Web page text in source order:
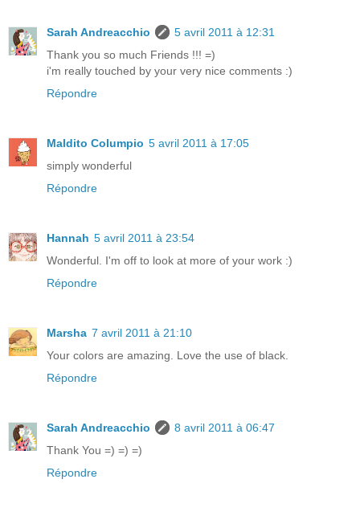
Sarah Andreacchio
5 avril 2011 à 12:31
Thank you so much Friends !!! =)
i'm really touched by your very nice comments :)
Répondre
Maldito Columpio 5 avril 2011 à 17:05
simply wonderful
Répondre
Hannah 5 avril 2011 à 23:54
Wonderful. I'm off to look at more of your work :)
Répondre
Marsha 7 avril 2011 à 21:10
Your colors are amazing. Love the use of black.
Répondre
Sarah Andreacchio
8 avril 2011 à 06:47
Thank You =) =) =)
Répondre